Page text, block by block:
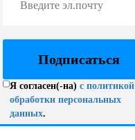
Я согласен(-на) с политикой
обработки персональных
данных.